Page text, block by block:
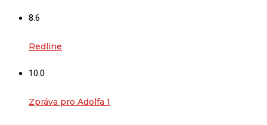
8.6
Redline
10.0
Zpráva pro Adolfa 1